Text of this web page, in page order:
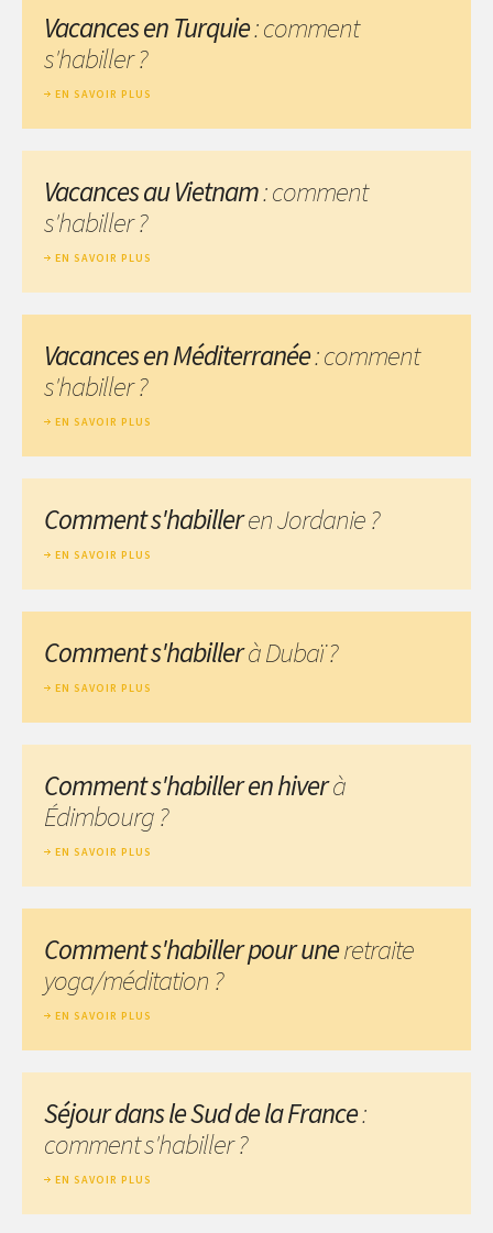
Vacances en Turquie: comment
s'habiller ?
EN SAVOIR PLUS
Vacances au Vietnam: comment
s'habiller ?
EN SAVOIR PLUS
Vacances en Méditerranée: comment
s'habiller ?
EN SAVOIR PLUS
Comment s'habilleren Jordanie ?
EN SAVOIR PLUS
Comment s'habillerà Dubaï ?
EN SAVOIR PLUS
Comment s'habiller en hiverà
Édimbourg ?
EN SAVOIR PLUS
Comment s'habiller pour uneretraite
yoga/méditation ?
EN SAVOIR PLUS
Séjour dans le Sud de la France:
comment s'habiller ?
EN SAVOIR PLUS